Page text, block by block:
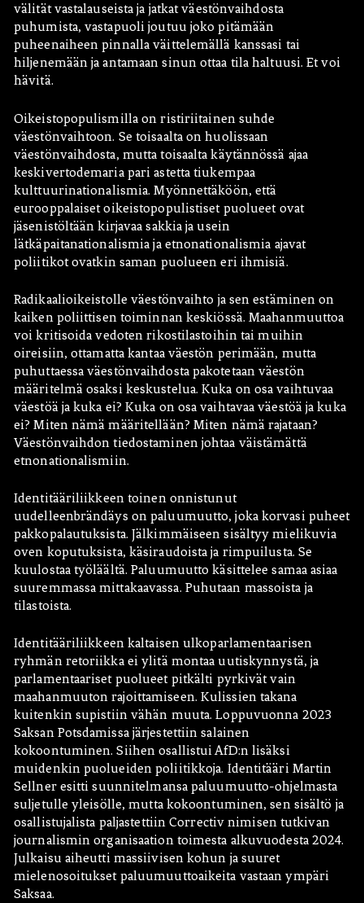
välität vastalauseista ja jatkat väestönvaihdosta
puhumista, vastapuoli joutuu joko pitämään
puheenaiheen pinnalla väittelemällä kanssasi tai
hiljenemään ja antamaan sinun ottaa tila haltuusi. Et voi
hävitä.
Oikeistopopulismilla on ristiriitainen suhde
väestönvaihtoon. Se toisaalta on huolissaan
väestönvaihdosta, mutta toisaalta käytännössä ajaa
keskivertodemaria pari astetta tiukempaa
kulttuurinationalismia. Myönnettäköön, että
eurooppalaiset oikeistopopulistiset puolueet ovat
jäsenistöltään kirjavaa sakkia ja usein
lätkäpaitanationalismia ja etnonationalismia ajavat
poliitikot ovatkin saman puolueen eri ihmisiä.
Radikaalioikeistolle väestönvaihto ja sen estäminen on
kaiken poliittisen toiminnan keskiössä. Maahanmuuttoa
voi kritisoida vedoten rikostilastoihin tai muihin
oireisiin, ottamatta kantaa väestön perimään, mutta
puhuttaessa väestönvaihdosta pakotetaan väestön
määritelmä osaksi keskustelua. Kuka on osa vaihtuvaa
väestöä ja kuka ei? Kuka on osa vaihtavaa väestöä ja kuka
ei? Miten nämä määritellään? Miten nämä rajataan?
Väestönvaihdon tiedostaminen johtaa väistämättä
etnonationalismiin.
Identitääriliikkeen toinen onnistunut
uudelleenbrändäys on paluumuutto, joka korvasi puheet
pakkopalautuksista. Jälkimmäiseen sisältyy mielikuvia
oven koputuksista, käsiraudoista ja rimpuilusta. Se
kuulostaa työläältä. Paluumuutto käsittelee samaa asiaa
suuremmassa mittakaavassa. Puhutaan massoista ja
tilastoista.
Identitääriliikkeen kaltaisen ulkoparlamentaarisen
ryhmän retoriikka ei ylitä montaa uutiskynnystä, ja
parlamentaariset puolueet pitkälti pyrkivät vain
maahanmuuton rajoittamiseen. Kulissien takana
kuitenkin supistiin vähän muuta. Loppuvuonna 2023
Saksan Potsdamissa järjestettiin salainen
kokoontuminen. Siihen osallistui AfD:n lisäksi
muidenkin puolueiden poliitikkoja. Identitääri Martin
Sellner esitti suunnitelmansa paluumuutto-ohjelmasta
suljetulle yleisölle, mutta kokoontuminen, sen sisältö ja
osallistujalista paljastettiin Correctiv nimisen tutkivan
journalismin organisaation toimesta alkuvuodesta 2024.
Julkaisu aiheutti massiivisen kohun ja suuret
mielenosoitukset paluumuuttoaikeita vastaan ympäri
Saksaa.